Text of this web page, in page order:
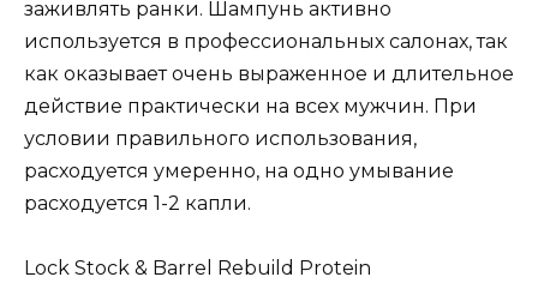
заживлять ранки. Шампунь активно
используется в профессиональных салонах, так
как оказывает очень выраженное и длительное
действие практически на всех мужчин. При
условии правильного использования,
расходуется умеренно, на одно умывание
расходуется 1-2 капли.
Lock Stock & Barrel Rebuild Protein